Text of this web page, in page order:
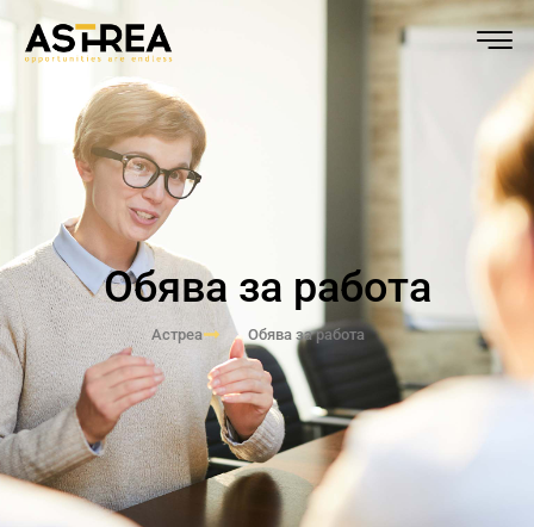
Обява за работа
Астреа Обява за работа